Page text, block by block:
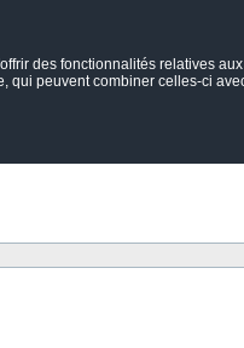
des fonctionnalités relatives
peuvent combiner celles-ci